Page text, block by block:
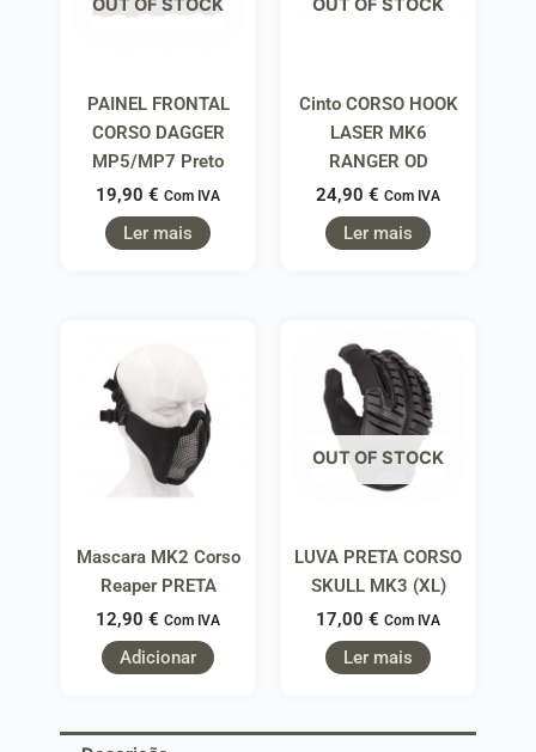
OUT OF STOCK
PAINEL FRONTAL
CORSO DAGGER
MP5/MP7 Preto
19,90 € Com IVA
Ler mais
OUT OF STOCK
Cinto CORSO HOOK
LASER MK6
RANGER OD
24,90 € Com IVA
Ler mais
Mascara MK2 Corso
Reaper PRETA
12,90 € Com IVA
Adicionar
OUT OF STOCK
LUVA PRETA CORSO
SKULL MK3 (XL)
17,00 € Com IVA
Ler mais